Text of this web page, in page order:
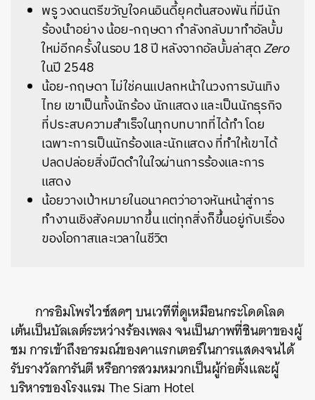
พรู วงดนตรีขวัญใจคนอินดี้ยุคต้นสองพัน ที่มีนัก
ร้องนำอย่าง น้อย-กฤษดา กำลังกลับมาทำอัลบั้ม
ใหม่อีกครั้งในรอบ 18 ปี หลังจากอัลบั้มล่าสุดZero
ในปี 2548
น้อย-กฤษดา ไม่ใช่คนแปลกหน้าในวงการบันเทิง
ไทย เขาเป็นทั้งนักร้อง นักแสดง และเป็นนักธุรกิจ
ที่ประสบความสำเร็จในทุกบทบาทที่ได้ทำ โดย
เฉพาะการเป็นนักร้องและนักแสดง ที่ทำให้เขาได้
ปลดปล่อยสิ่งมืดดำในใจผ่านการร้องและการ
แสดง
น้อยวางเป้าหมายในอนาคตว่าอาจหันหน้าสู่การ
ทำงานเชิงสังคมมากขึ้น แต่ทุกสิ่งก็ขึ้นอยู่กับเรื่อง
ของโอกาสและเวลาในชีวิต
การอิมโพรไวซ์สดๆ บนเวทีที่ดูเหมือนกระโดดโลด
เต้นเป็นบัลเลต์ระหว่างร้องเพลง จนเป็นภาพที่ชินตาของผู้
ชม การเข้าถึงอารมณ์ของคาแรกเตอร์ในการแสดงจนได้
รับรางวัลการันตี หรือการสวมหมวกเป็นผู้ก่อตั้งและผู้
บริหารของโรงแรม The Siam Hotel